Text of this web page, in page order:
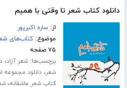
دانلود کتاب شعر تا وقتی با همیم
از:ساره اکبرپور
موضوع:کتاب‌های
۷۵ صفحه
برچسب‌ها:شعر آزاد،
شعر،دانلود مجموعه
کتاب شعر عاشقانه،